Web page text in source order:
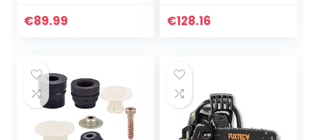
Chainsaw Mill
van aluminium
staal draagbaar
kettingzaagfrees
houtbewerkingssni
jgereedschap
€89.99
inch vel, Easy-
€128.16